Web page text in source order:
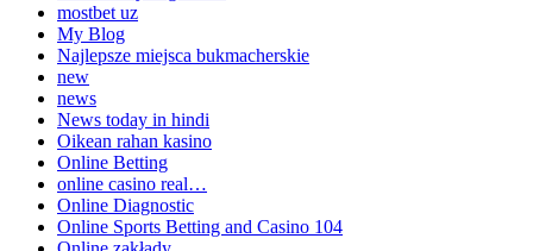
mostbet uz
My Blog
Najlepsze miejsca bukmacherskie
new
news
News today in hindi
Oikean rahan kasino
Online Betting
online casino real…
Online Diagnostic
Online Sports Betting and Casino 104